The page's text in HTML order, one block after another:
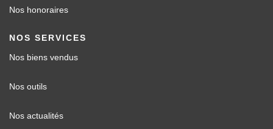
Nos honoraires
NOS SERVICES
Nos biens vendus
Nos outils
Nos actualités